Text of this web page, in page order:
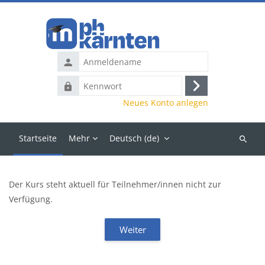
Anmeldename
Kennwort
Anmelden
Neues Konto anlegen
Startseite Mehr Deutsch ‎(de)‎
Kurse
Der Kurs steht aktuell für Teilnehmer/innen nicht zur
Verfügung.
Weiter